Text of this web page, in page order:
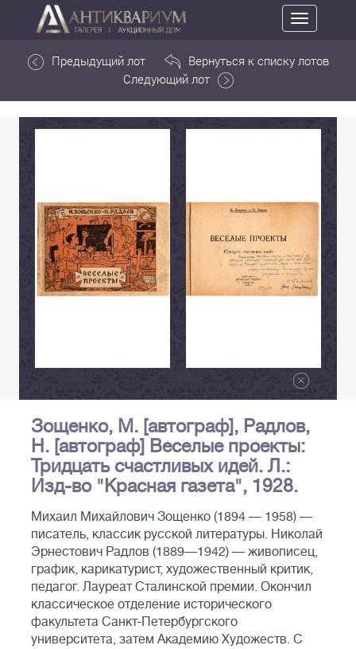
Toggle
navigation
Предыдущий лот
Вернуться к списку лотов
Следующий лот
Зощенко, М. [автограф], Радлов,
Н. [автограф] Веселые проекты:
Тридцать счастливых идей. Л.:
Изд-во "Красная газета", 1928.
Михаил Михайлович Зощенко (1894 — 1958) —
писатель, классик русской литературы. Николай
Эрнестович Радлов (1889—1942) — живописец,
график, карикатурист, художественный критик,
педагог. Лауреат Сталинской премии. Окончил
классическое отделение исторического
факультета Санкт-Петербургского
университета, затем Академию Художеств. С